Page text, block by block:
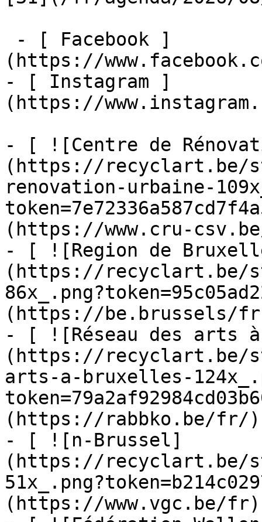
(https://
- [ Instagram ]
(https://
- [ ![Centre de
(https://recyclart.be/
renovation-urbaine-
(https://www.cru-
- [ ![Region de
(https://recyclart.be/
(https://be.brussels/
- [ ![Réseau des arts
(https://recyclart.be/
arts-a-bruxelles-
(https://rabbko.be/fr/)
- [ ![n-Brussel]
(https://recyclart.be/
(https://www.vgc.be/fr)